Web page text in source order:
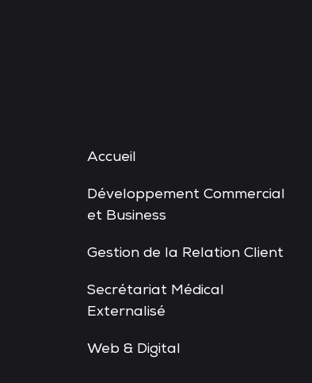
Accueil
Développement Commercial
et Business
Gestion de la Relation Client
Secrétariat Médical
Externalisé
Web & Digital